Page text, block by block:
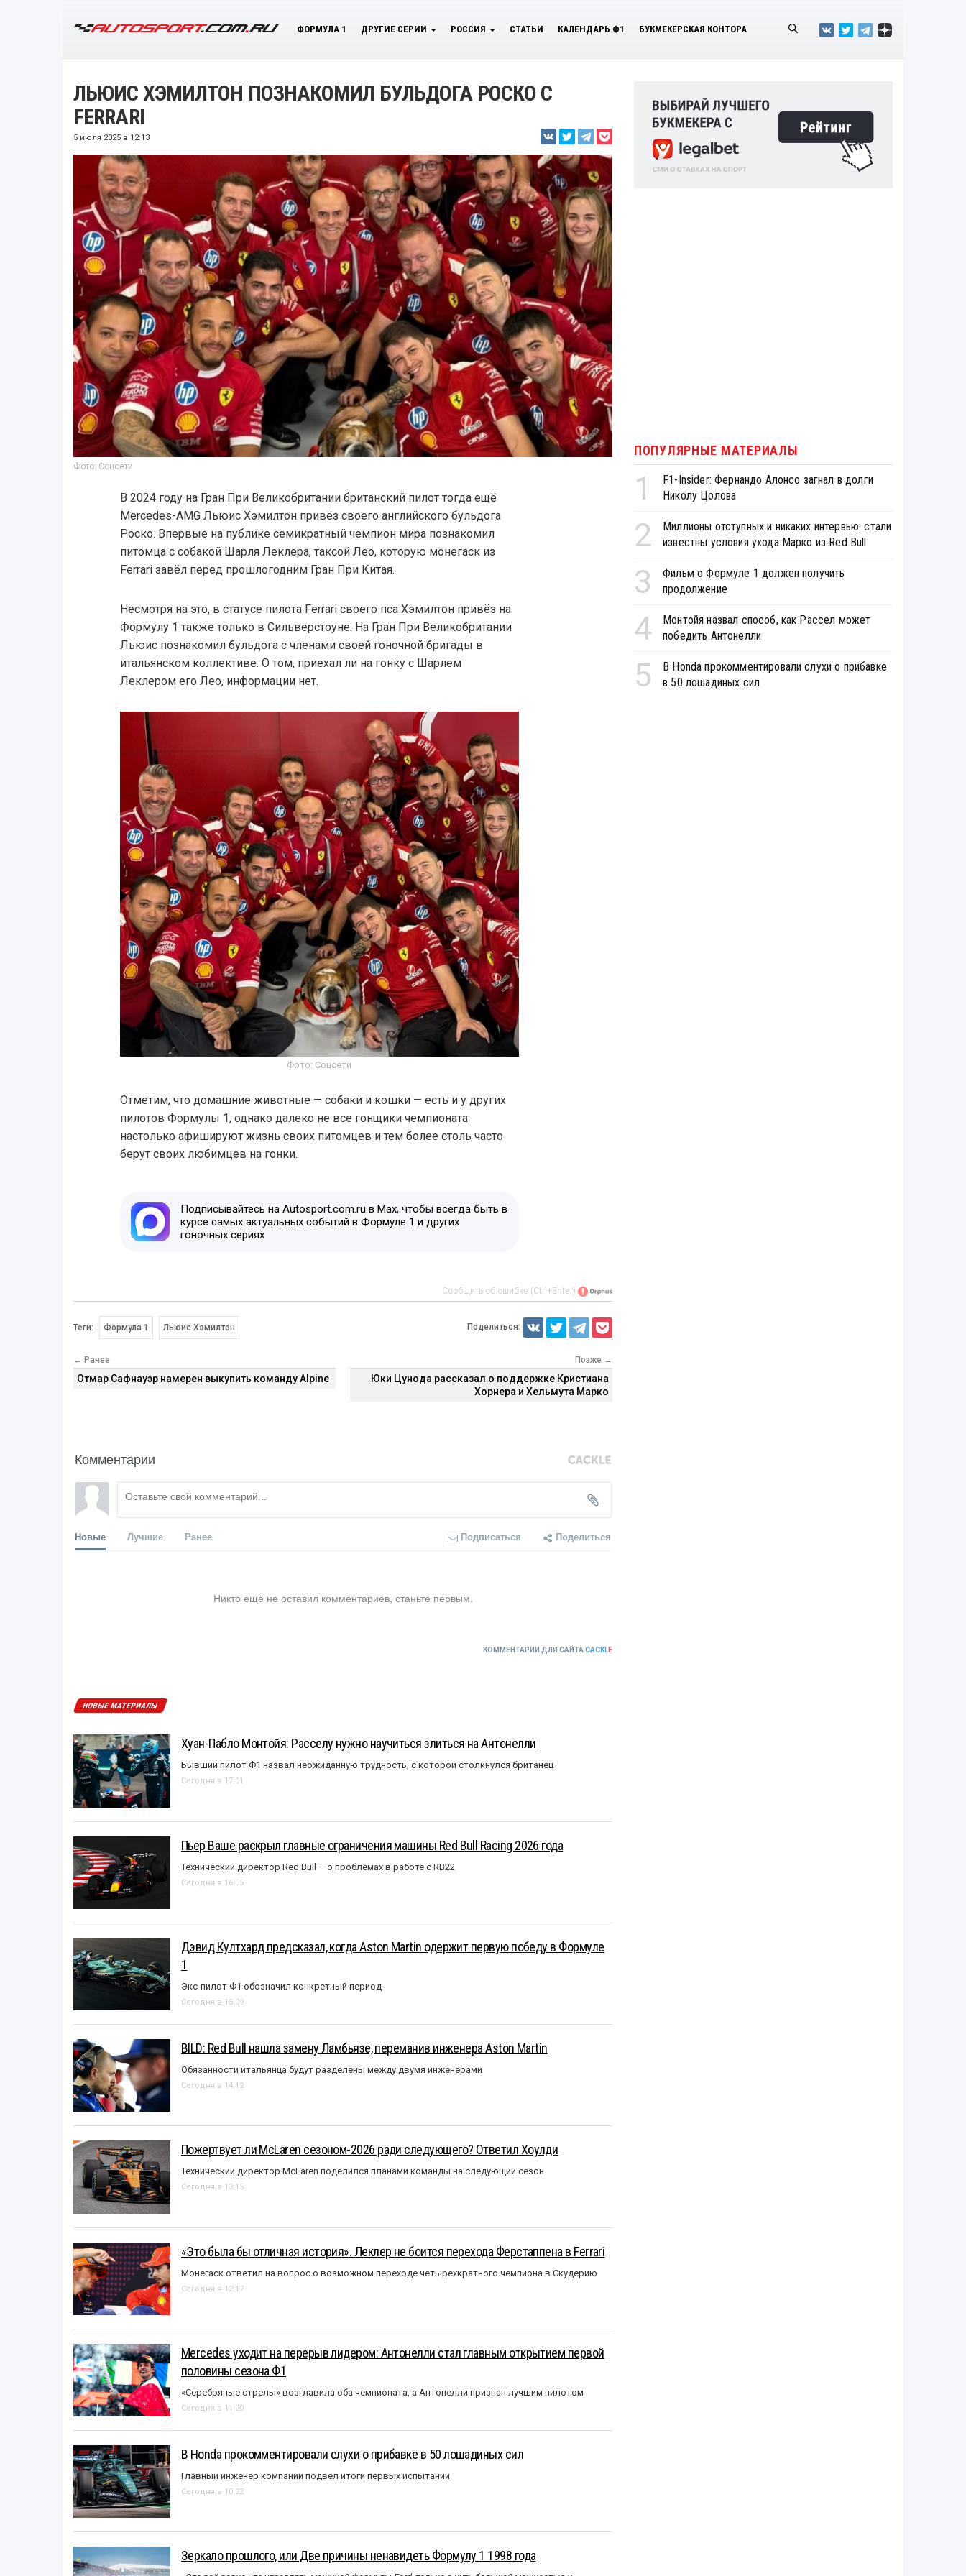
ФОРМУЛА 1 ДРУГИЕ СЕРИИ РОССИЯ СТАТЬИ КАЛЕНДАРЬ Ф1 БУКМЕКЕРСКАЯ КОНТОРА
ЛЬЮИС ХЭМИЛТОН ПОЗНАКОМИЛ БУЛЬДОГА РОСКО С
FERRARI
5 июля 2025 в 12:13
Фото: Соцсети
В 2024 году на Гран При Великобритании британский пилот тогда ещё
Mercedes-AMG Льюис Хэмилтон привёз своего английского бульдога
Роско. Впервые на публике семикратный чемпион мира познакомил
питомца с собакой Шарля Леклера, таксой Лео, которую монегаск из
Ferrari завёл перед прошлогодним Гран При Китая.
Несмотря на это, в статусе пилота Ferrari своего пса Хэмилтон привёз на
Формулу 1 также только в Сильверстоуне. На Гран При Великобритании
Льюис познакомил бульдога с членами своей гоночной бригады в
итальянском коллективе. О том, приехал ли на гонку с Шарлем
Леклером его Лео, информации нет.
Фото: Соцсети
Отметим, что домашние животные — собаки и кошки — есть и у других
пилотов Формулы 1, однако далеко не все гонщики чемпионата
настолько афишируют жизнь своих питомцев и тем более столь часто
берут своих любимцев на гонки.
Подписывайтесь на Autosport.com.ru в Max, чтобы всегда быть в
курсе самых актуальных событий в Формуле 1 и других
гоночных сериях
Сообщить об ошибке (Ctrl+Enter)
Теги: Формула 1 Льюис Хэмилтон Поделиться:
← Ранее
Отмар Сафнауэр намерен выкупить команду Alpine
Позже →
Юки Цунода рассказал о поддержке Кристиана
Хорнера и Хельмута Марко
Комментарии
Новые Лучшие Ранее Подписаться Поделиться
Никто ещё не оставил комментариев, станьте первым.
КОММЕНТАРИИ ДЛЯ САЙТАCACKLE
НОВЫЕ МАТЕРИАЛЫ
Хуан-Пабло Монтойя: Расселу нужно научиться злиться на Антонелли
Бывший пилот Ф1 назвал неожиданную трудность, с которой столкнулся британец
Сегодня в 17:01
Пьер Ваше раскрыл главные ограничения машины Red Bull Racing 2026 года
Технический директор Red Bull – о проблемах в работе с RB22
Сегодня в 16:05
Дэвид Култхард предсказал, когда Aston Martin одержит первую победу в Формуле
1
Экс-пилот Ф1 обозначил конкретный период
Сегодня в 15:09
BILD: Red Bull нашла замену Ламбьязе, переманив инженера Aston Martin
Обязанности итальянца будут разделены между двумя инженерами
Сегодня в 14:12
Пожертвует ли McLaren сезоном-2026 ради следующего? Ответил Хоулди
Технический директор McLaren поделился планами команды на следующий сезон
Сегодня в 13:15
«Это была бы отличная история». Леклер не боится перехода Ферстаппена в Ferrari
Монегаск ответил на вопрос о возможном переходе четырехкратного чемпиона в Скудерию
Сегодня в 12:17
Mercedes уходит на перерыв лидером: Антонелли стал главным открытием первой
половины сезона Ф1
«Серебряные стрелы» возглавила оба чемпионата, а Антонелли признан лучшим пилотом
Сегодня в 11:20
В Honda прокомментировали слухи о прибавке в 50 лошадиных сил
Главный инженер компании подвёл итоги первых испытаний
Сегодня в 10:22
Зеркало прошлого, или Две причины ненавидеть Формулу 1 1998 года
ПОПУЛЯРНЫЕ МАТЕРИАЛЫ
1
F1-Insider: Фернандо Алонсо загнал в долги
Николу Цолова
2
Миллионы отступных и никаких интервью: стали
известны условия ухода Марко из Red Bull
3
Фильм о Формуле 1 должен получить
продолжение
4
Монтойя назвал способ, как Рассел может
победить Антонелли
5
В Honda прокомментировали слухи о прибавке
в 50 лошадиных сил